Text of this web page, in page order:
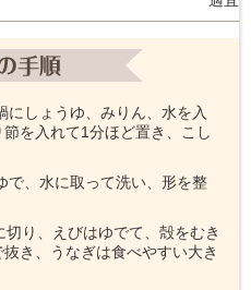
しょうゆ、みりん、水を入
を入れて1分ほど置き、こし
で、水に取って洗い、形を整
り、えびはゆでて、殻をむき
き、うなぎは食べやすい大き